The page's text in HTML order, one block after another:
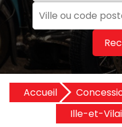
Accueil
Ille-et-